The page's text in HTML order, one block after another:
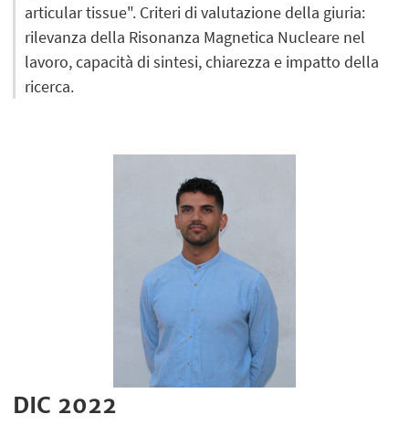
articular tissue". Criteri di valutazione della giuria:
rilevanza della Risonanza Magnetica Nucleare nel
lavoro, capacità di sintesi, chiarezza e impatto della
ricerca.
DIC 2022